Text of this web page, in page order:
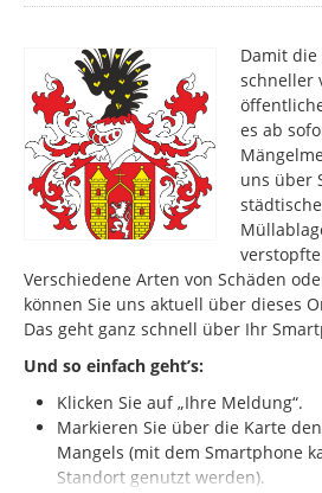
Damit
schneller
es ab
uns über
Verschiedene Arten von Schäden
können Sie uns aktuell über dieses
Das geht ganz schnell über Ihr
Und so einfach geht’s:
Klicken Sie auf „Ihre Meldung“.
Markieren Sie über die Karte
Mangels (mit dem Smartphone
Standort genutzt werden).